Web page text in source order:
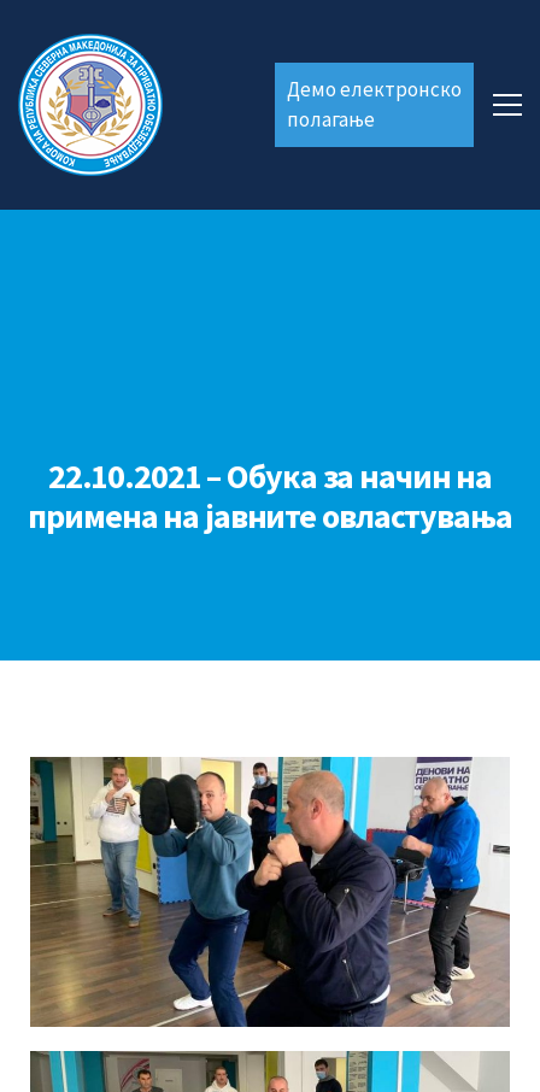
Демо електронско
полагање
22.10.2021 – Обука за начин на
примена на јавните овластувања